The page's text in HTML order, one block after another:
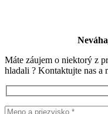
Máte záujem o niektorý z
hladali ? Kontaktujte nas a